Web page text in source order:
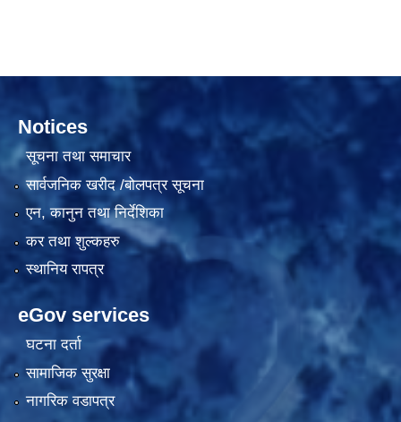
Notices
सूचना तथा समाचार
सार्वजनिक खरीद /बोलपत्र सूचना
एन, कानुन तथा निर्देशिका
कर तथा शुल्कहरु
स्थानिय रापत्र
eGov services
घटना दर्ता
सामाजिक सुरक्षा
नागरिक वडापत्र